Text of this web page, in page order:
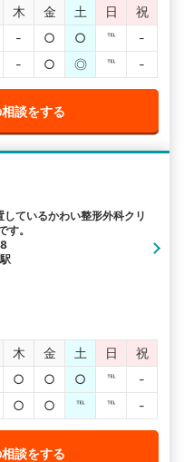
木 金 土 日
祝
- ○ ○ ℡
-
- ○ ◎ ℡ -
談をする
ているかわい整形外科クリ
す。
木 金 土 日
祝
○ ○ ○ ℡
-
○ ○ ℡ ℡ -
談をする